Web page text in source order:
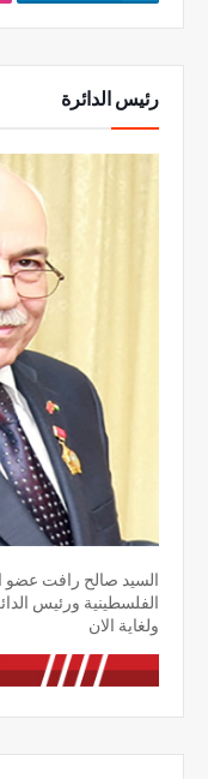
رئيس الدائرة
السيد صالح رافت عضو
ولغاية الان